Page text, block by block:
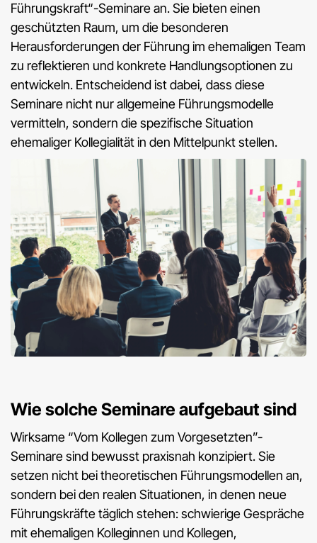
Führungskraft“-Seminare an. Sie bieten einen
geschützten Raum, um die besonderen
Herausforderungen der Führung im ehemaligen Team
zu reflektieren und konkrete Handlungsoptionen zu
entwickeln. Entscheidend ist dabei, dass diese
Seminare nicht nur allgemeine Führungsmodelle
vermitteln, sondern die spezifische Situation
ehemaliger Kollegialität in den Mittelpunkt stellen.
Wie solche Seminare aufgebaut sind
Wirksame “Vom Kollegen zum Vorgesetzten”-
Seminare sind bewusst praxisnah konzipiert. Sie
setzen nicht bei theoretischen Führungsmodellen an,
sondern bei den realen Situationen, in denen neue
Führungskräfte täglich stehen: schwierige Gespräche
mit ehemaligen Kolleginnen und Kollegen,